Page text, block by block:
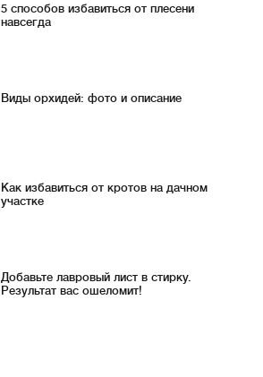
5 способов избавиться от плесени
навсегда
Виды орхидей: фото и описание
Как избавиться от кротов на дачном
участке
Добавьте лавровый лист в стирку.
Результат вас ошеломит!